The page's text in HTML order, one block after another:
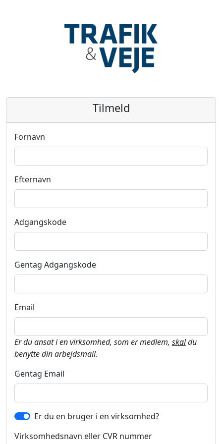
Tilmeld
Fornavn
Efternavn
Adgangskode
Gentag Adgangskode
Email
Er du ansat i en virksomhed, som er medlem, skaldu
benytte din arbejdsmail.
Gentag Email
Er du en bruger i en virksomhed?
Virksomhedsnavn eller CVR nummer